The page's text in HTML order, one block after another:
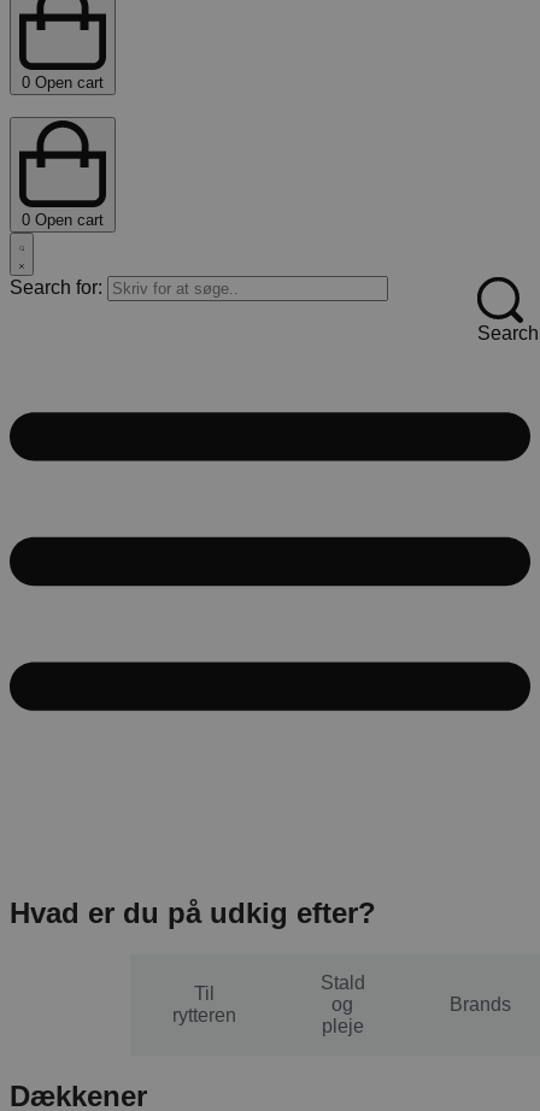
0 Open cart
0 Open cart
Search for:
Search
Hvad er du på udkig efter?
Til
rytteren
Stald
og
pleje
Brands
Dækkener